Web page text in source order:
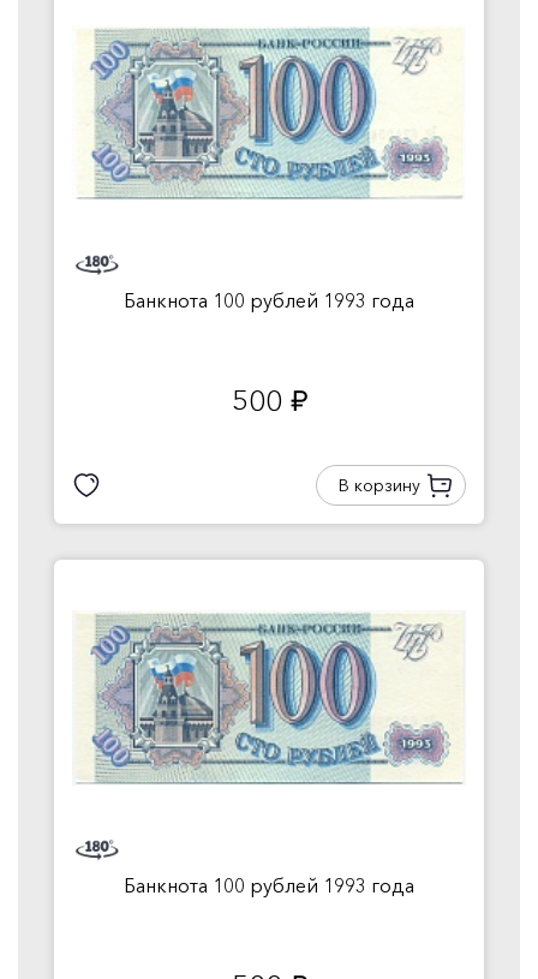
Банкнота 100 рублей 1993 года
500 руб.
В корзину
Банкнота 100 рублей 1993 года